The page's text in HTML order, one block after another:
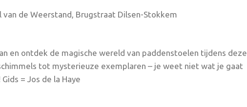
van de Weerstand, Brugstraat Dilsen-Stokkem
en ontdek de magische wereld van paddenstoelen tijdens deze
tot mysterieuze exemplaren – je weet niet wat je gaat
= Jos de la Haye